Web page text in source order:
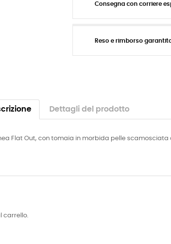
Consegna con corriere
Reso e rimborso
Dettagli del prodotto
Flat Out, con tomaia in morbida pelle scamosciata
carrello.